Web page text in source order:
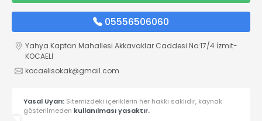
05556506060
Yahya Kaptan Mahallesi Akkavaklar Caddesi No:17/4 İzmit-
KOCAELİ
kocaelisokak@gmail.com
Yasal Uyarı: Sitemizdeki içeriklerin her hakkı saklıdır, kaynak
gösterilmeden kullanılması yasaktır.